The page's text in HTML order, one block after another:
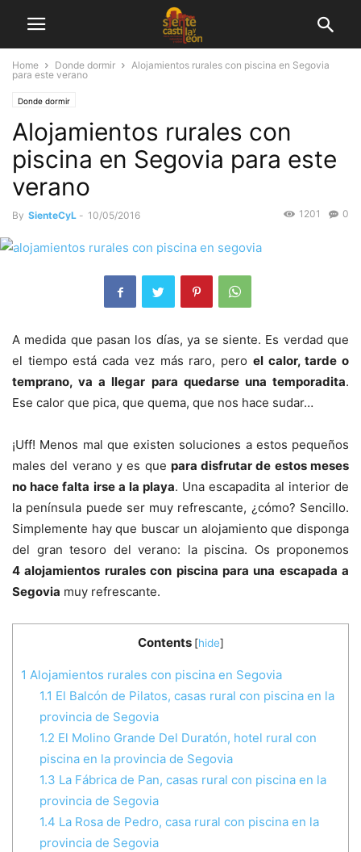
Home Donde dormir
Alojamientos rurales con piscina en Segovia
para este verano
Donde dormir
Alojamientos rurales con
piscina en Segovia para este
verano
By SienteCyL - 10/05/2016 0
1201
A medida que pasan los días, ya se siente. Es verdad que
el tiempo está cada vez más raro, pero el calor, tarde o
temprano, va a llegar para quedarse una temporadita.
Ese calor que pica, que quema, que nos hace sudar…
¡Uff! Menos mal que existen soluciones a estos pequeños
males del verano y es que para disfrutar de estos meses
no hace falta irse a la playa. Una escapadita al interior de
la península puede ser muy refrescante, ¿cómo? Sencillo.
Simplemente hay que buscar un alojamiento que disponga
del gran tesoro del verano: la piscina. Os proponemos
4 alojamientos rurales con piscina para una escapada a
Segovia muy refrescante.
Contents [hide]
1 Alojamientos rurales con piscina en Segovia
1.1 El Balcón de Pilatos, casas rural con piscina en la
provincia de Segovia
1.2 El Molino Grande Del Duratón, hotel rural con
piscina en la provincia de Segovia
1.3 La Fábrica de Pan, casas rural con piscina en la
provincia de Segovia
1.4 La Rosa de Pedro, casa rural con piscina en la
provincia de Segovia